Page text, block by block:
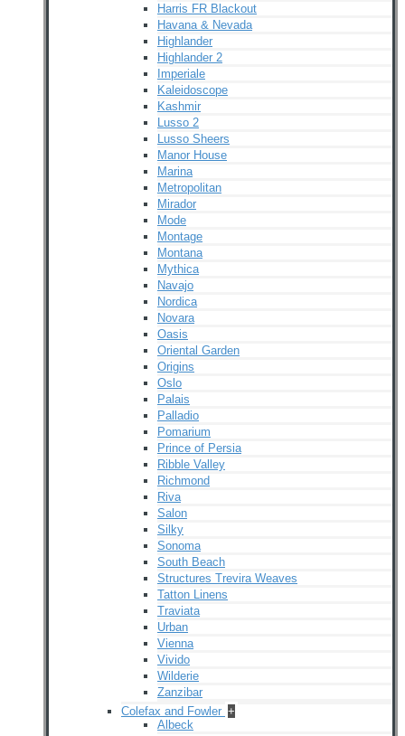
Harris FR Blackout
Havana & Nevada
Highlander
Highlander 2
Imperiale
Kaleidoscope
Kashmir
Lusso 2
Lusso Sheers
Manor House
Marina
Metropolitan
Mirador
Mode
Montage
Montana
Mythica
Navajo
Nordica
Novara
Oasis
Oriental Garden
Origins
Oslo
Palais
Palladio
Pomarium
Prince of Persia
Ribble Valley
Richmond
Riva
Salon
Silky
Sonoma
South Beach
Structures Trevira Weaves
Tatton Linens
Traviata
Urban
Vienna
Vivido
Wilderie
Zanzibar
Colefax and Fowler +
Albeck